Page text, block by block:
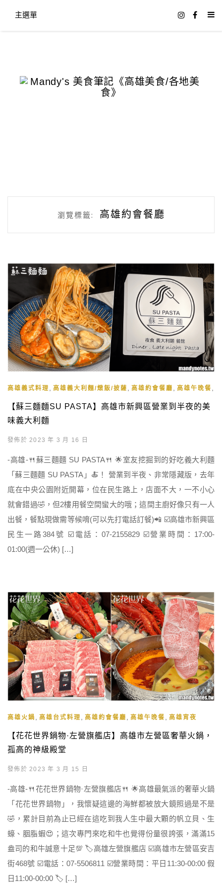
主選單
瀏覽標籤: 高雄約會餐廳
高雄義式料理 , 高雄義大利麵/燉飯/披薩 , 高雄約會餐廳 , 高雄午晚餐 ,
【蘇三麵麵SU PASTA】高雄市新興區營業到半夜的美
味義大利麵
發佈於 2023 年 3 月 16 日
-高雄-🍴蘇三麵麵 SU PASTA🍴 🌟室友挖掘到的好吃義大利麵
「蘇三麵麵 SU PASTA」🍝！ 營業到半夜、非常隱藏版，去年
底在中央公園附近開幕，位在民生路上，店面不大，一不小心
就會錯過🤣，但2樓用餐空間蠻大的哦；這間主廚好像只有一人
出餐，餐點現做需等候唷(可以先打電話訂餐)📲 ☑️高雄市新興區
民生一路384號 ☑️電話：07-2155829 ☑️營業時間：17:00-
01:00(週一公休) […]
高雄火鍋 高雄台式料理 高雄約會餐廳 高雄午晚餐 高雄宵夜
【花花世界鍋物·左營旗艦店】高雄市左營區奢華火鍋，
孤高的神級殿堂
發佈於 2023 年 3 月 15 日
-高雄-🍴花花世界鍋物·左營旗艦店🍴 🌟高雄最氣派的奢華火鍋
「花花世界鍋物」，我懷疑這邊的海鮮都被放大鏡照過是不是
🤣，累計目前為止已經在這吃到我人生中最大顆的帆立貝、生
蠔、胭脂蝦😍；這次專門來吃和牛也覺得份量很誇張，滿滿15
盎司的和牛誠意十足💯 🏷高雄左營旗艦店 ☑️高雄市左營區安吉
街468號 ☑️電話：07-5506811 ☑️營業時間：平日11:30-00:00 假
日11:00-00:00 🏷 […]